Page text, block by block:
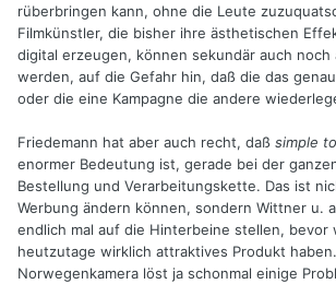
rüberbringen kann, ohne die Leute
Filmkünstler, die bisher ihre ästhetischen
digital erzeugen, können sekundär auch noch
werden, auf die Gefahr hin, daß die das
oder die eine Kampagne die andere
Friedemann hat aber auch recht, daß simple
enormer Bedeutung ist, gerade bei der
Bestellung und Verarbeitungskette. Das ist
Werbung ändern können, sondern Wittner u.
endlich mal auf die Hinterbeine stellen, bevor
heutzutage wirklich attraktives Produkt
Norwegenkamera löst ja schonmal einige